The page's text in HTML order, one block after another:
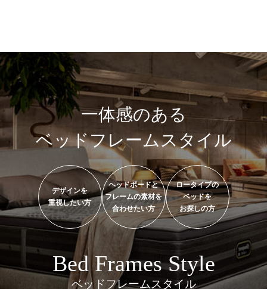
一体感のある
ベッドフレームスタイル
デザインを
重視したい方
ヘッドボードと
フレームの素材を
合わせたい方
ロータイプの
ベッドを
お探しの方
Bed Frames Style
ベッドフレームスタイル